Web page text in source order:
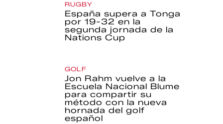
RUGBY
España supera a Tonga
por 19-32 en la
segunda jornada de la
Nations Cup
GOLF
Jon Rahm vuelve a la
Escuela Nacional Blume
para compartir su
método con la nueva
hornada del golf
español